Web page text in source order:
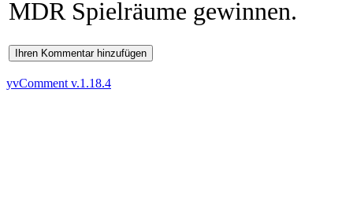
MDR Spielräume gewinnen.
Ihren Kommentar hinzufügen
yvComment v.1.18.4